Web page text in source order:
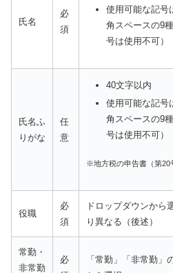
氏名
必
須
使用可能な記号
角スペースの9
号は使用不可）
氏名ふ
りがな
任
意
40文字以内
使用可能な記号
角スペースの9
号は使用不可）
※地方税の申告書（第20
役職
必
須
ドロップダウンから
り異なる（後述）
常勤・
非常勤
必
「常勤」「非常勤」